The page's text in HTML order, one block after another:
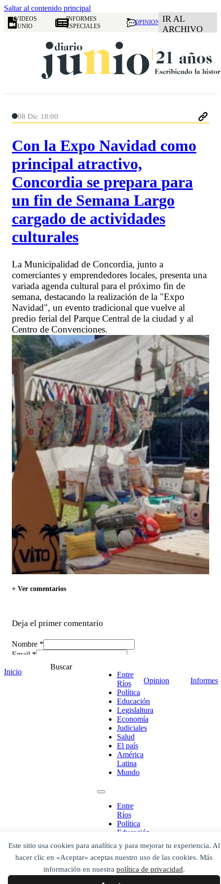
Este sitio usa cookies para analítica y para mejorar tu experiencia. Al
hacer clic en «Aceptar» aceptas nuestro uso de las cookies. Más
información en nuestra política de privacidad.
Saltar al contenido principal
VIDEOS
JUNIO
INFORMES
ESPECIALES
OPINION IR AL
ARCHIVO
08 Dic 18:00
Con la Expo Navidad como
principal atractivo,
Concordia se prepara para
un fin de Semana Largo
cargado de actividades
culturales
La Municipalidad de Concordia, junto a
comerciantes y emprendedores locales, presenta una
variada agenda cultural para el próximo fin de
semana, destacando la realización de la "Expo
Navidad", un evento tradicional que vuelve al
predio ferial del Parque Central de la ciudad y al
Centro de Convenciones.
+ Ver comentarios
Deja el primer comentario
Nombre *
Email *
*
Inicio
Buscar
Entre
Ríos
Política
Educación
Legislaltura
Economía
Judiciales
Salud
El país
América
Latina
Mundo
Entre
Ríos
Política
Educación
Legislaltura
Economía
Judiciales
Salud
El país
Opinion Informes
¡Ponete en contacto!
Escribe aquí abajo lo que desees buscar
luego presiona el botón "buscar"
Buscar
O bien prueba